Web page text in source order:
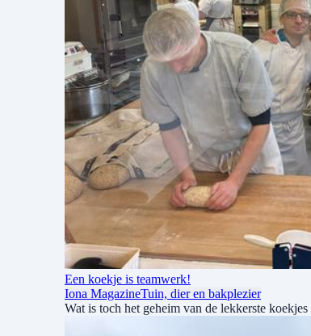
Een koekje is teamwerk!
Iona MagazineTuin, dier en bakplezier
Wat is toch het geheim van de lekkerste